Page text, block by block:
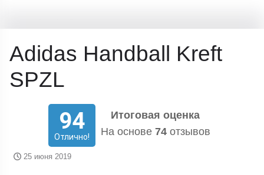
Adidas Handball Kreft
SPZL
94
Отлично!
Итоговая оценка
На основе 74отзывов
25 июня 2019